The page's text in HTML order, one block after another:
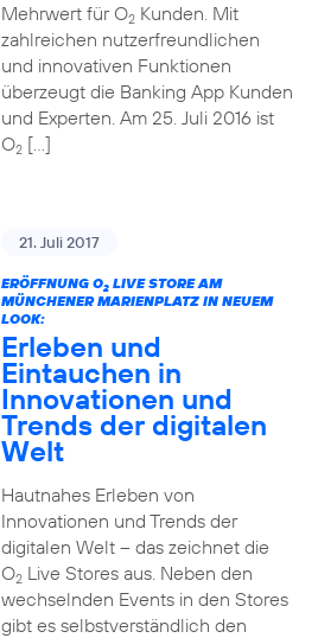
Mehrwert für O2Kunden. Mit
zahlreichen nutzerfreundlichen
und innovativen Funktionen
überzeugt die Banking App Kunden
und Experten. Am 25. Juli 2016 ist
O2[…]
21. Juli 2017
ERÖFFNUNG O2LIVE STORE AM
MÜNCHENER MARIENPLATZ IN NEUEM
LOOK:
Erleben und
Eintauchen in
Innovationen und
Trends der digitalen
Welt
Hautnahes Erleben von
Innovationen und Trends der
digitalen Welt – das zeichnet die
O2Live Stores aus. Neben den
wechselnden Events in den Stores
gibt es selbstverständlich den